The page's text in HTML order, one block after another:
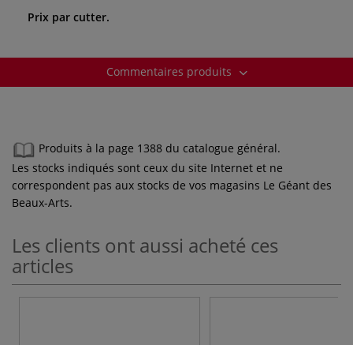
Prix par cutter.
Commentaires produits
Produits à la page 1388 du catalogue général.
Les stocks indiqués sont ceux du site Internet et ne
correspondent pas aux stocks de vos magasins Le Géant des
Beaux-Arts.
Les clients ont aussi acheté ces
articles